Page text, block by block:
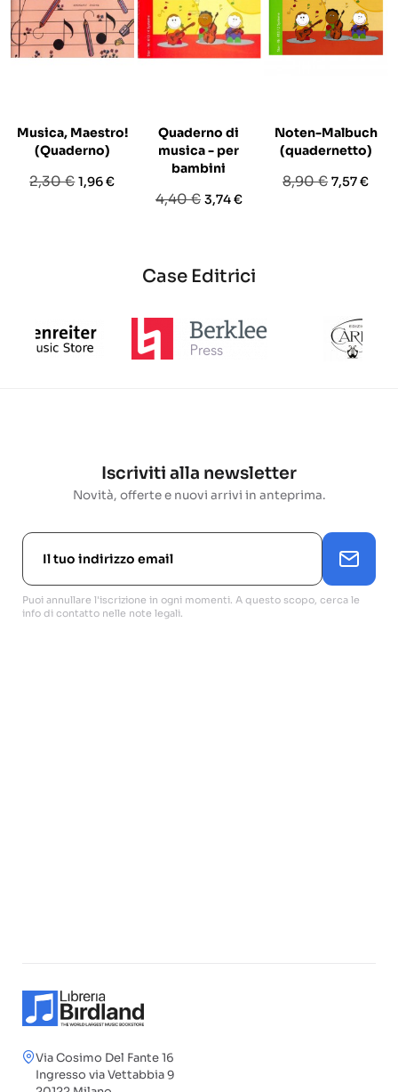
Musica, Maestro!
(Quaderno)
Prezzo
2,30 €Prezzo
1,96 €
Quaderno di
musica - per
bambini
Prezzo
4,40 € Prezzo
3,74 €
Noten-Malbuch
(quadernetto)
Prezzo
8,90 € Prezzo
7,57 €
Case Editrici
Iscriviti alla newsletter
Novità, offerte e nuovi arrivi in anteprima.
Puoi annullare l'iscrizione in ogni momenti. A questo scopo, cerca le
info di contatto nelle note legali.
Via Cosimo Del Fante 16
Ingresso via Vettabbia 9